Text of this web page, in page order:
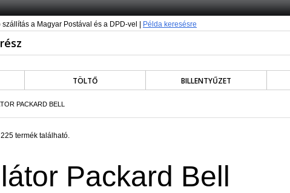
a Magyar Postával és a DPD-vel | Példa keresésre
TÖLTŐ BILLENTYŰZET
PACKARD BELL
termék található.
Packard Bell